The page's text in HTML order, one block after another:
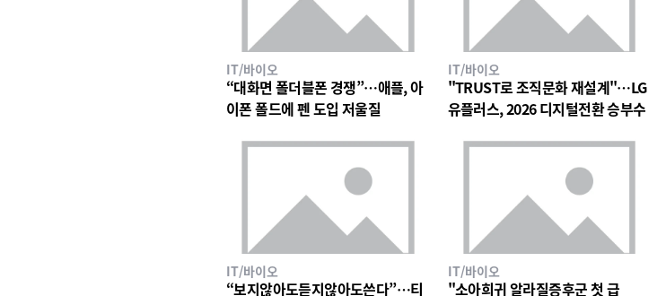
IT/바이오
“대화면 폴더블폰 경쟁”…애플, 아
이폰 폴드에 펜 도입 저울질
IT/바이오
"TRUST로 조직문화 재설계"…LG
유플러스, 2026 디지털전환 승부수
IT/바이오
“보지않아도듣지않아도쓴다”…티
IT/바이오
"소아희귀 알라질증후군 첫 급